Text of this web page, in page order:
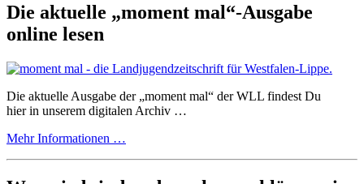
Die aktuelle „moment mal“-Ausgabe
online lesen
Die aktuelle Ausgabe der „moment mal“ der WLL findest Du
hier in unserem digitalen Archiv …
Mehr Informationen …